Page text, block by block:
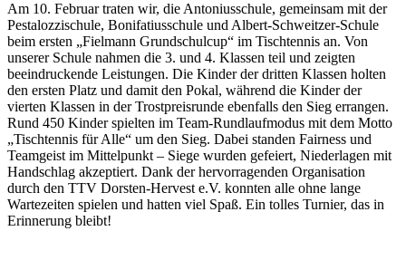
Am 10. Februar traten wir, die Antoniusschule, gemeinsam mit der
Pestalozzischule, Bonifatiusschule und Albert-Schweitzer-Schule
beim ersten „Fielmann Grundschulcup“ im Tischtennis an. Von
unserer Schule nahmen die 3. und 4. Klassen teil und zeigten
beeindruckende Leistungen. Die Kinder der dritten Klassen holten
den ersten Platz und damit den Pokal, während die Kinder der
vierten Klassen in der Trostpreisrunde ebenfalls den Sieg errangen.
Rund 450 Kinder spielten im Team-Rundlaufmodus mit dem Motto
„Tischtennis für Alle“ um den Sieg. Dabei standen Fairness und
Teamgeist im Mittelpunkt – Siege wurden gefeiert, Niederlagen mit
Handschlag akzeptiert. Dank der hervorragenden Organisation
durch den TTV Dorsten-Hervest e.V. konnten alle ohne lange
Wartezeiten spielen und hatten viel Spaß. Ein tolles Turnier, das in
Erinnerung bleibt!